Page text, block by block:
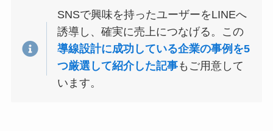
SNSで興味を持ったユーザーをLINEへ
誘導し、確実に売上につなげる。この
導線設計に成功している企業の事例を5
つ厳選して紹介した記事もご用意して
います。